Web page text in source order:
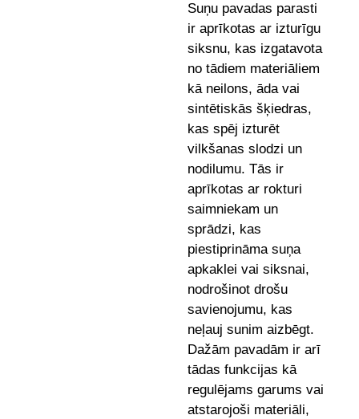
Suņu pavadas parasti
ir aprīkotas ar izturīgu
siksnu, kas izgatavota
no tādiem materiāliem
kā neilons, āda vai
sintētiskās šķiedras,
kas spēj izturēt
vilkšanas slodzi un
nodilumu. Tās ir
aprīkotas ar rokturi
saimniekam un
sprādzi, kas
piestiprināma suņa
apkaklei vai siksnai,
nodrošinot drošu
savienojumu, kas
neļauj sunim aizbēgt.
Dažām pavadām ir arī
tādas funkcijas kā
regulējams garums vai
atstarojoši materiāli,